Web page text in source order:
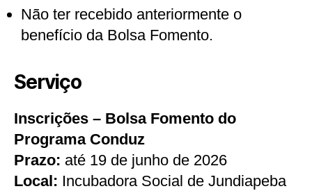
Não ter recebido anteriormente o
benefício da Bolsa Fomento.
Serviço
Inscrições – Bolsa Fomento do
Programa Conduz
Prazo: até 19 de junho de 2026
Local: Incubadora Social de Jundiapeba